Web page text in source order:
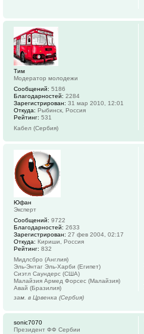
Тим
Модератор молодежи
Сообщений: 5186
Благодарностей: 2284
Зарегистрирован: 31 мар 2010, 12:01
Откуда: Рыбинск, Россия
Рейтинг: 531
Кабел (Сербия)
Юфан
Эксперт
Сообщений: 9722
Благодарностей: 2633
Зарегистрирован: 27 фев 2004, 02:17
Откуда: Кириши, Россия
Рейтинг: 832
Мидлсбро (Англия)
Эль-Энтаг Эль-Харби (Египет)
Сиэтл Саундерс (США)
Малайзия Армед Форсес (Малайзия)
Авай (Бразилия)
зам. в Црвенка (Сербия)
sonic7070
Президент ФФ Сербии